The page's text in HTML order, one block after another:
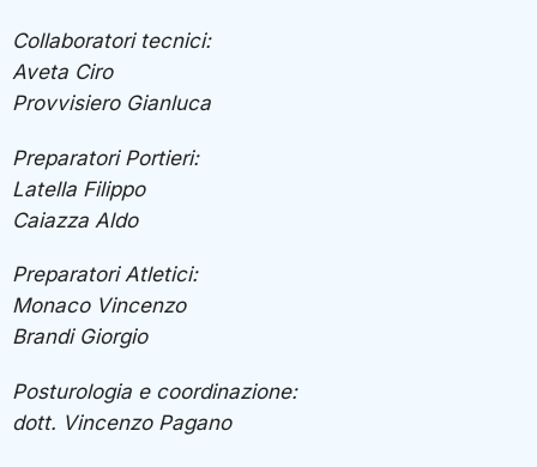
Collaboratori tecnici:
Aveta Ciro
Provvisiero Gianluca
Preparatori Portieri:
Latella Filippo
Caiazza Aldo
Preparatori Atletici:
Monaco Vincenzo
Brandi Giorgio
Posturologia e coordinazione:
dott. Vincenzo Pagano